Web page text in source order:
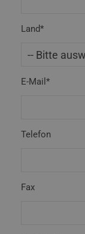
Land*
E-Mail*
Telefon
Fax